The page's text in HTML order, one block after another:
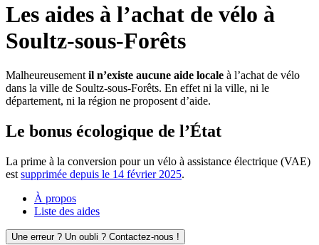
Les aides à l’achat de vélo à
Soultz-sous-Forêts
Malheureusement il n’existe aucune aide locale à l’achat de vélo
dans la ville de Soultz-sous-Forêts. En effet ni la ville, ni le
département, ni la région ne proposent d’aide.
Le bonus écologique de l’État
La prime à la conversion pour un vélo à assistance électrique (VAE)
est supprimée depuis le 14 février 2025.
À propos
Liste des aides
Une erreur ? Un oubli ? Contactez-nous !